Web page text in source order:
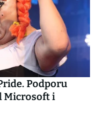
Podporu
Microsoft i